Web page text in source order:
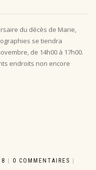
du décès de Marie,
se tiendra
de 14h00 à 17h00.
endroits non encore
0 COMMENTAIRES